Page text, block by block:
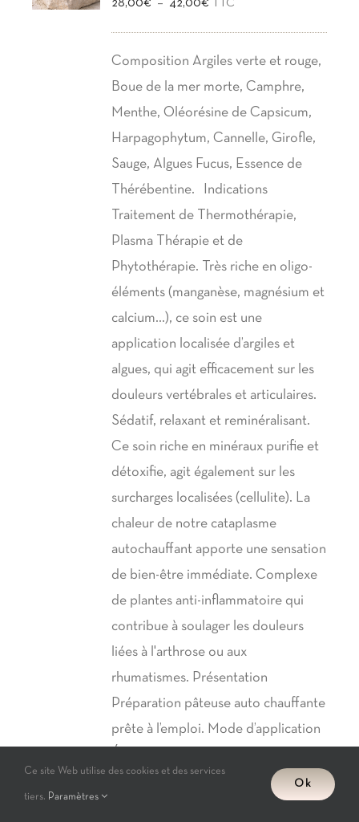
PRODUIT
28,00€ 42,00€
prix :
28,00€
à
42,00€
TTC
Composition Argiles verte et rouge,
Boue de la mer morte, Camphre,
Menthe, Oléorésine de Capsicum,
Harpagophytum, Cannelle, Girofle,
Sauge, Algues Fucus, Essence de
Thérébentine. Indications
Traitement de Thermothérapie,
Plasma Thérapie et de
Phytothérapie. Très riche en oligo-
éléments (manganèse, magnésium et
calcium…), ce soin est une
application localisée d’argiles et
algues, qui agit efficacement sur les
douleurs vertébrales et articulaires.
Sédatif, relaxant et reminéralisant.
Ce soin riche en minéraux purifie et
détoxifie, agit également sur les
surcharges localisées (cellulite). La
chaleur de notre cataplasme
autochauffant apporte une sensation
de bien-être immédiate. Complexe
de plantes anti-inflammatoire qui
contribue à soulager les douleurs
liées à l'arthrose ou aux
rhumatismes. Présentation
Préparation pâteuse auto chauffante
prête à l’emploi. Mode d’application
fine et régulière sur la surface à
Ce site Web utilise des cookies et des services
tiers. Paramètres
Ok